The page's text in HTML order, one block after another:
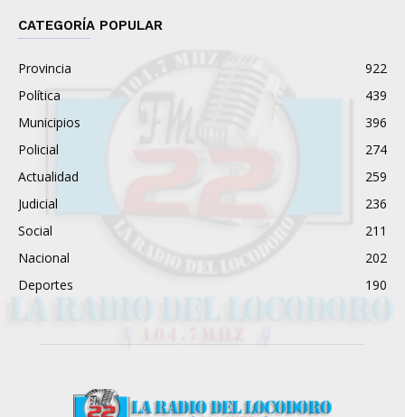
CATEGORÍA POPULAR
Provincia
922
Política
439
Municipios
396
Policial
274
Actualidad
259
Judicial
236
Social
211
Nacional
202
Deportes
190